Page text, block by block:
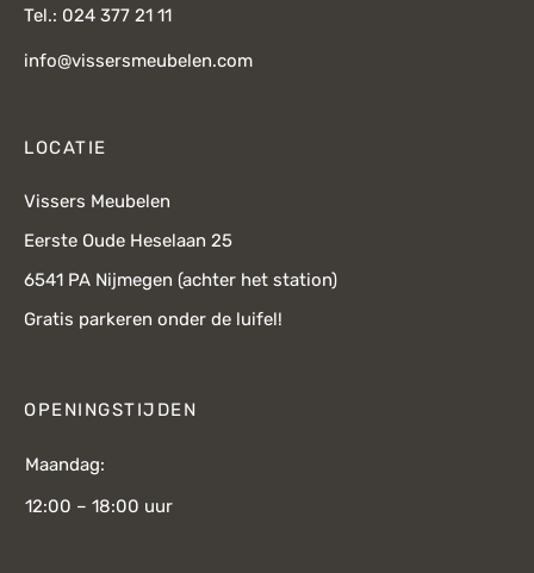
Tel.: 024 377 21 11
info@vissersmeubelen.com
LOCATIE
Vissers Meubelen
Eerste Oude Heselaan 25
6541 PA Nijmegen (achter het station)
Gratis parkeren onder de luifel!
OPENINGSTIJDEN
Maandag:
12:00 – 18:00 uur